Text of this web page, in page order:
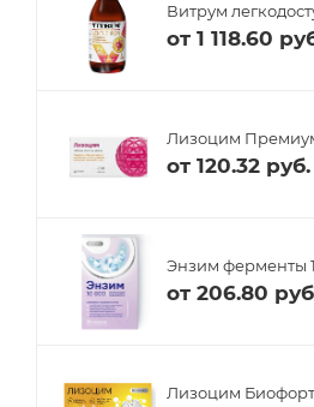
Витрум
от 1 118.60
Лизоцим
от 120.32 руб.
Энзим ферменты
от 206.80
Лизоцим